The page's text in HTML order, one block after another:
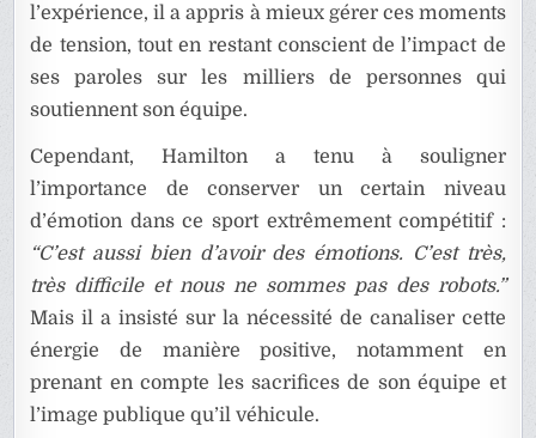
l’expérience, il a appris à mieux gérer ces moments
de tension, tout en restant conscient de l’impact de
ses paroles sur les milliers de personnes qui
soutiennent son équipe.
Cependant, Hamilton a tenu à souligner
l’importance de conserver un certain niveau
d’émotion dans ce sport extrêmement compétitif :
“C’est aussi bien d’avoir des émotions. C’est très,
très difficile et nous ne sommes pas des robots.”
Mais il a insisté sur la nécessité de canaliser cette
énergie de manière positive, notamment en
prenant en compte les sacrifices de son équipe et
l’image publique qu’il véhicule.